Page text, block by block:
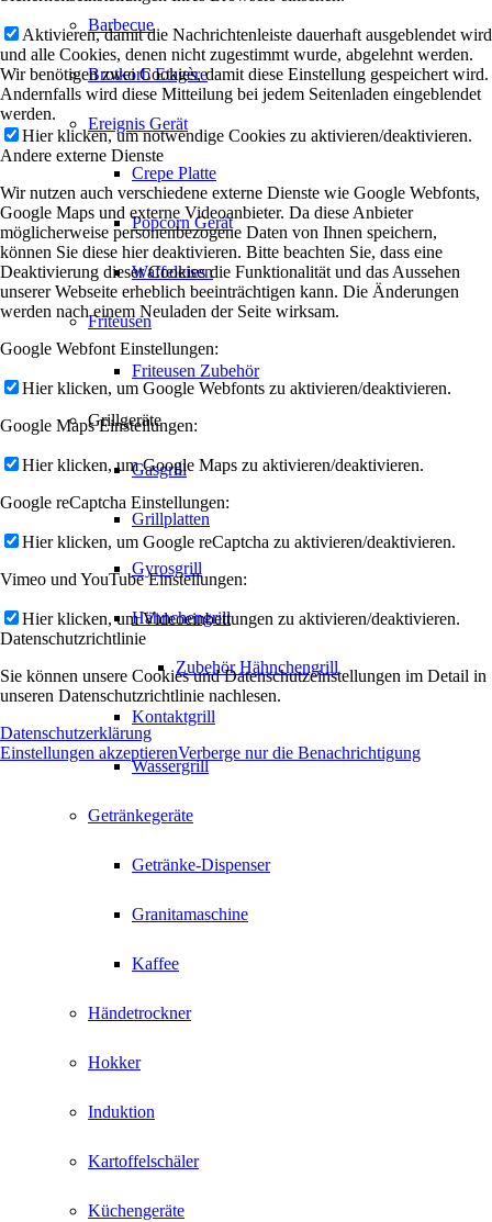
Barbecue
Brotkorb Etagère
Ereignis Gerät
Crepe Platte
Popcorn Gerät
Waffeleisen
Friteusen
Friteusen Zubehör
Grillgeräte
Gasgrill
Grillplatten
Gyrosgrill
Hähnchengrill
Zubehör Hähnchengrill
Kontaktgrill
Wassergrill
Getränkegeräte
Getränke-Dispenser
Granitamaschine
Kaffee
Händetrockner
Hokker
Induktion
Kartoffelschäler
Küchengeräte
Aktivieren, damit die Nachrichtenleiste dauerhaft ausgeblendet wird
und alle Cookies, denen nicht zugestimmt wurde, abgelehnt werden.
Wir benötigen zwei Cookies, damit diese Einstellung gespeichert wird.
Andernfalls wird diese Mitteilung bei jedem Seitenladen eingeblendet
werden.
Hier klicken, um notwendige Cookies zu aktivieren/deaktivieren.
Andere externe Dienste
Wir nutzen auch verschiedene externe Dienste wie Google Webfonts,
Google Maps und externe Videoanbieter. Da diese Anbieter
möglicherweise personenbezogene Daten von Ihnen speichern,
können Sie diese hier deaktivieren. Bitte beachten Sie, dass eine
Deaktivierung dieser Cookies die Funktionalität und das Aussehen
unserer Webseite erheblich beeinträchtigen kann. Die Änderungen
werden nach einem Neuladen der Seite wirksam.
Google Webfont Einstellungen:
Hier klicken, um Google Webfonts zu aktivieren/deaktivieren.
Google Maps Einstellungen:
Hier klicken, um Google Maps zu aktivieren/deaktivieren.
Google reCaptcha Einstellungen:
Hier klicken, um Google reCaptcha zu aktivieren/deaktivieren.
Vimeo und YouTube Einstellungen:
Hier klicken, um Videoeinbettungen zu aktivieren/deaktivieren.
Datenschutzrichtlinie
Sie können unsere Cookies und Datenschutzeinstellungen im Detail in
unseren Datenschutzrichtlinie nachlesen.
Datenschutzerklärung
Einstellungen akzeptierenVerberge nur die Benachrichtigung